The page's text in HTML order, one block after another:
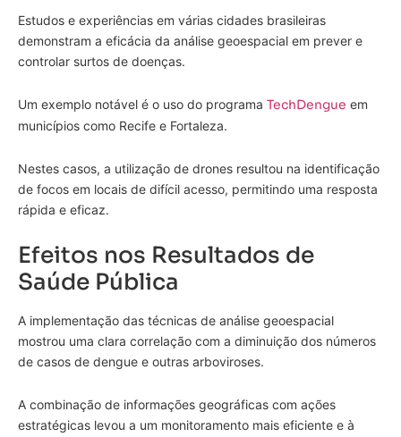
Estudos e experiências em várias cidades brasileiras
demonstram a eficácia da análise geoespacial em prever e
controlar surtos de doenças.
Um exemplo notável é o uso do programa TechDengue em
municípios como Recife e Fortaleza.
Nestes casos, a utilização de drones resultou na identificação
de focos em locais de difícil acesso, permitindo uma resposta
rápida e eficaz.
Efeitos nos Resultados de
Saúde Pública
A implementação das técnicas de análise geoespacial
mostrou uma clara correlação com a diminuição dos números
de casos de dengue e outras arboviroses.
A combinação de informações geográficas com ações
estratégicas levou a um monitoramento mais eficiente e à